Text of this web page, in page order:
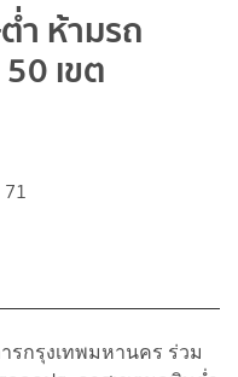
ำ ห้ามรถ
เขต
71
รกรุงเทพมหานคร ร่วม